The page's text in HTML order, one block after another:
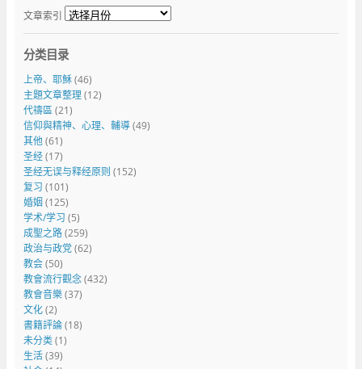
文章索引
分类目录
上帝、耶穌(46)
主題文章整理(12)
代禱區(21)
信仰與精神、心理、輔導(49)
其他(61)
圣经(17)
圣经无误与释经原则 (152)
复习 (101)
婚姻 (125)
学术/学习 (5)
成聖之路(259)
政治与政党(62)
教会(50)
教會流行觀念(432)
教會音樂(37)
文化(2)
書籍評論(18)
未分类(1)
生活(39)